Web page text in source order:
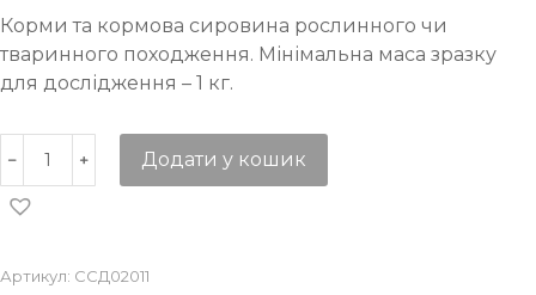
Корми та кормова сировина рослинного чи
тваринного походження. Мінімальна маса зразку
для дослідження – 1 кг.
Додати у кошик
Артикул: ССД02011